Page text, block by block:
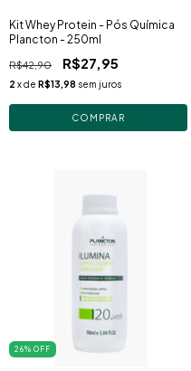
Kit Whey Protein - Pós Química
Plancton - 250ml
R$42,90 R$27,95
2 x de R$13,98 sem juros
26% OFF